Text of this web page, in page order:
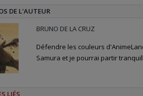
DE L'AUTEUR
BRUNO DE LA CRUZ
Défendre les couleurs
Samura et je pourrai partir
LIÉS